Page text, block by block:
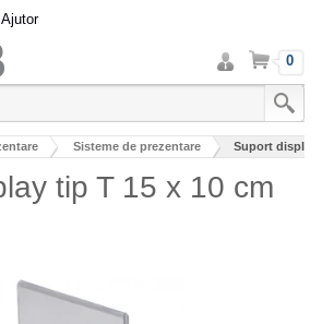
Ajutor
Intra
in
cont
Cos 0
Sisteme de prezentare Suport display
tip T 15 x 10 cm